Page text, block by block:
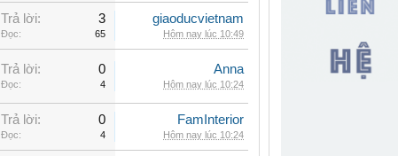
Trả lời: 3
Đọc: 65
giaoducvietnam
Hôm nay lúc 10:49
Trả lời: 0
Đọc: 4
Anna
Hôm nay lúc 10:24
Trả lời: 0
Đọc: 4
FamInterior
Hôm nay lúc 10:24